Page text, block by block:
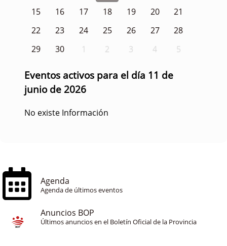
15
16 17 18 19 20
21
22
23 24 25 26 27
28
29
30 1 2 3 4 5
Eventos activos para el día 11 de
junio de 2026
No existe Información
Agenda
Agenda de últimos eventos
Anuncios BOP
Últimos anuncios en el Boletín Oficial de la Provincia